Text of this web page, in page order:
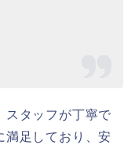
スタッフが丁寧で
満足しており、安